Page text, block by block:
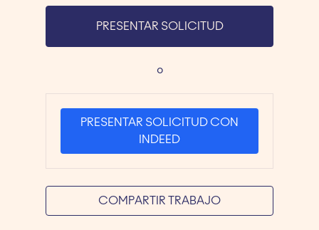
PRESENTAR SOLICITUD
o
PRESENTAR SOLICITUD CON
INDEED
COMPARTIR TRABAJO